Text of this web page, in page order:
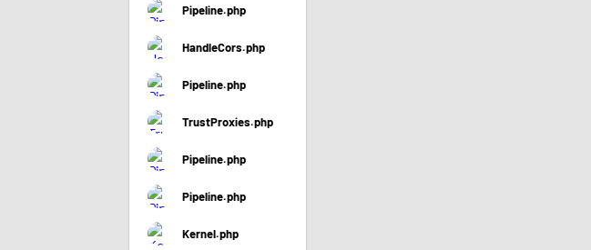
Pipeline.php
HandleCors.php
Pipeline.php
TrustProxies.php
Pipeline.php
Pipeline.php
Kernel.php